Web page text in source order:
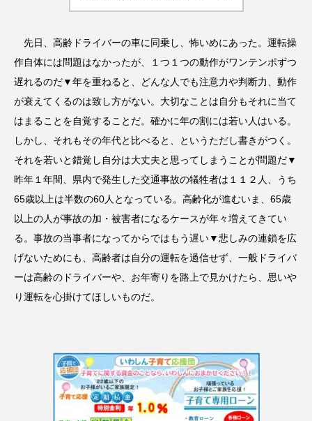
先日、高齢ドライバーの車に同乗し、怖いめにあった。運転操
作自体には問題はなかったが、１つ１つの動作がワンテンポずつ
遅れるのだ▼年を重ねると、どんな人でも注意力や判断力、動作
が衰えてくるのは致し方がない。大切なことは自分もそれに当て
はまることを自覚することだ。確かに年の割には若い人はいる。
しかし、それもその年代と比べると、というただし書きがつく。
それを若いと錯覚し自分は大丈夫と思ってしまうことが問題だ▼
昨年１年間、県内で発生した交通事故の犠牲者は１１２人、うち
65歳以上は半数の60人となっている。高齢化が進むいま、65歳
以上の人が事故の加・被害者になるケースが年々増えてきてい
る。事故の当事者になってからではもう遅い▼悲しみの連鎖を広
げないためにも、高齢者は自分の運転を過信せず、一般ドライバ
ーは高齢のドライバーや、お年寄りを路上で見かけたら、思いや
り運転を心掛けてほしいものだ。